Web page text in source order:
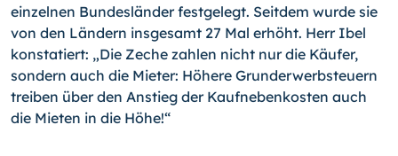
einzelnen Bundesländer festgelegt. Seitdem wurde sie
von den Ländern insgesamt 27 Mal erhöht. Herr Ibel
konstatiert: „Die Zeche zahlen nicht nur die Käufer,
sondern auch die Mieter: Höhere Grunderwerbsteuern
treiben über den Anstieg der Kaufnebenkosten auch
die Mieten in die Höhe!“